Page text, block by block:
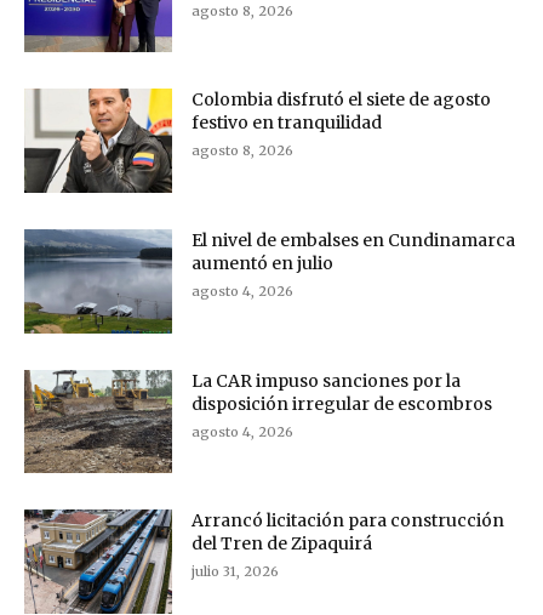
agosto 8, 2026
Colombia disfrutó el siete de agosto
festivo en tranquilidad
agosto 8, 2026
El nivel de embalses en Cundinamarca
aumentó en julio
agosto 4, 2026
La CAR impuso sanciones por la
disposición irregular de escombros
agosto 4, 2026
Arrancó licitación para construcción
del Tren de Zipaquirá
julio 31, 2026